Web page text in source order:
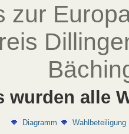
zur
wurden alle
Diagramm Wahlbeteiligung